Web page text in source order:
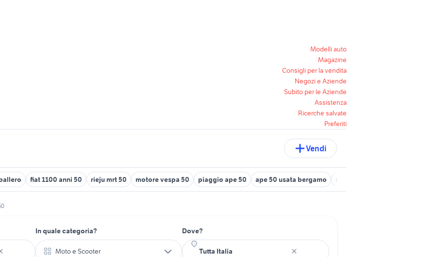
Modelli auto
Magazine
Consigli per la vendita
Negozi e Aziende
Subito per le Aziende
Assistenza
Ricerche salvate
Preferiti
Vendi
fiat 1100 anni 50 rieju mrt 50 motore vespa 50 piaggio ape 50 ape 50 usata bergamo microcar 50 nuove
In quale categoria?
Moto e Scooter
Dove?